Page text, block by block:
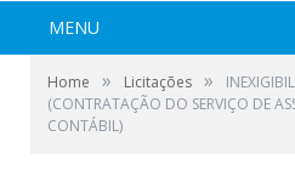
MENU
Home » Licitações »
(CONTRATAÇÃO DO SERVIÇO DE
CONTÁBIL)